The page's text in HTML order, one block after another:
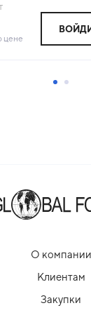
цене
О компании
Клиентам
Закупки